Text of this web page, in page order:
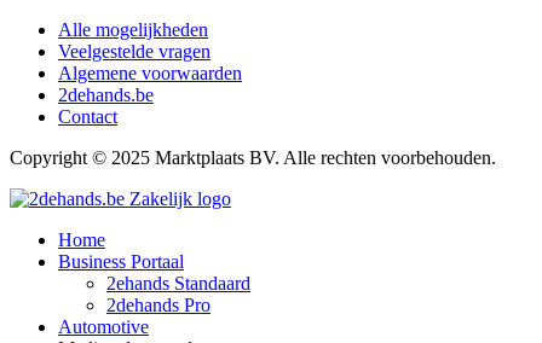
Alle mogelijkheden
Veelgestelde vragen
Algemene voorwaarden
2dehands.be
Contact
Copyright © 2025 Marktplaats BV. Alle rechten voorbehouden.
Home
Business Portaal
2ehands Standaard
2dehands Pro
Automotive